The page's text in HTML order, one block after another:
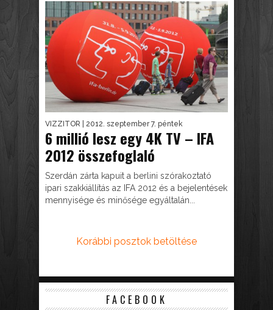
VIZZITOR | 2012. szeptember 7. péntek
6 millió lesz egy 4K TV – IFA
2012 összefoglaló
Szerdán zárta kapuit a berlini szórakoztató
ipari szakkiállítás az IFA 2012 és a bejelentések
mennyisége és minősége egyáltalán...
Korábbi posztok betöltése
FACEBOOK